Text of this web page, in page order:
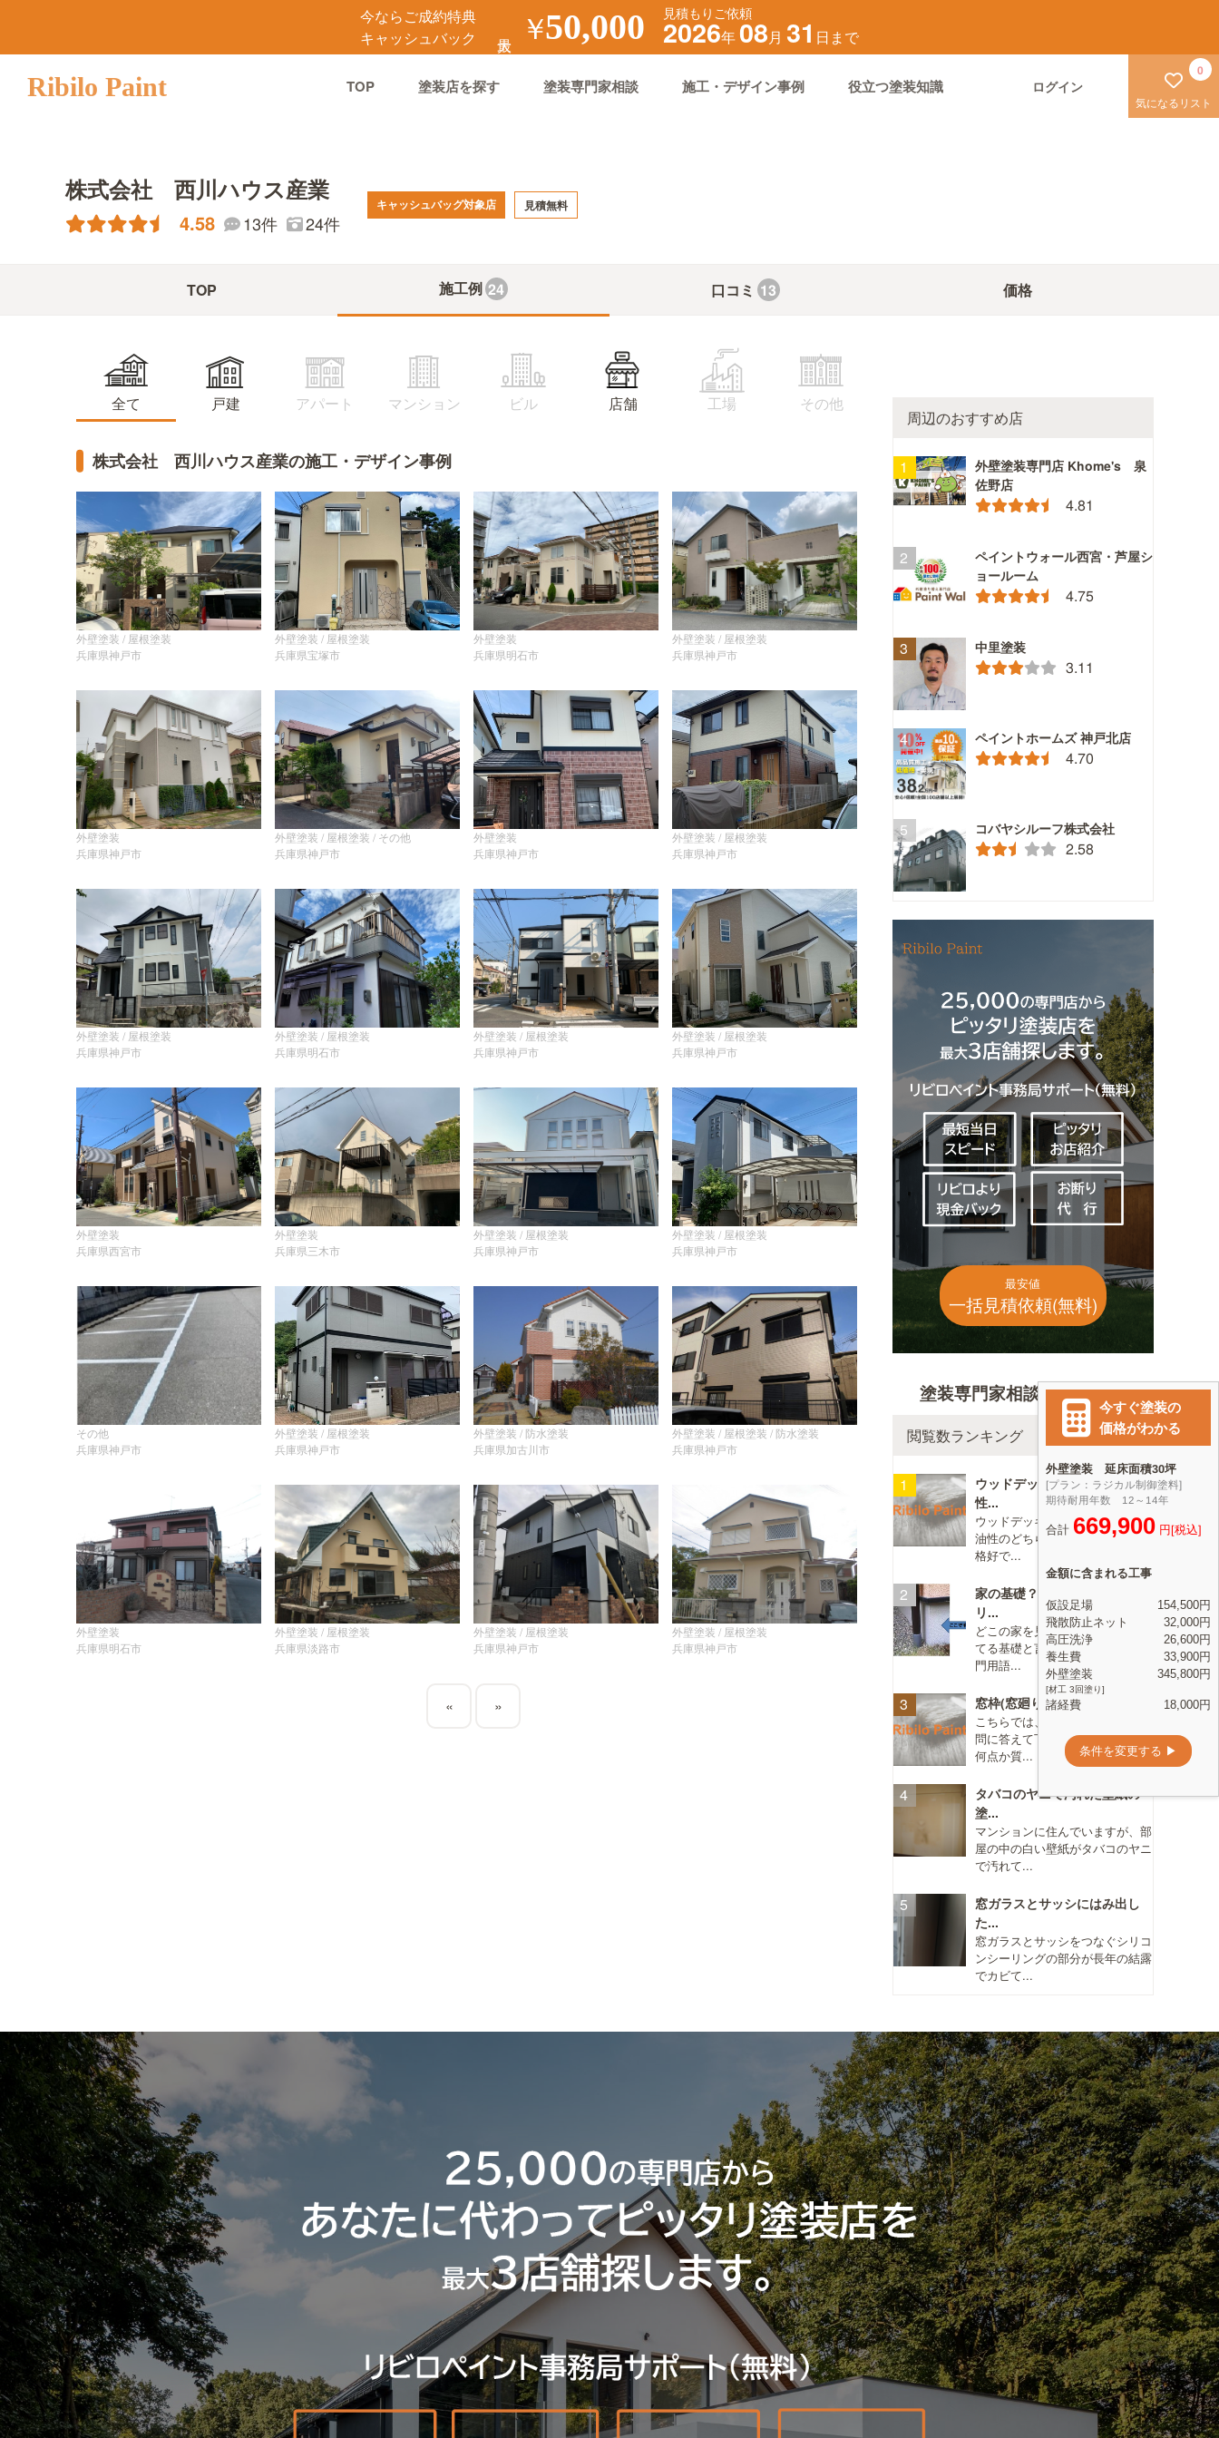
今ならご成約特典
キャッシュバック
￥50,000 見積もりご依頼
2026年08月 31 日まで
Ribilo Paint TOP 塗装店を探す 塗装専門家相談 施工・デザイン事例 役立つ塗装知識 ログイン
気になるリスト
0
株式会社 西川ハウス産業
4.58 13件 24件
キャッシュバッグ対象店 見積無料
TOP 施工例 24 口コミ 13 価格
全て 戸建 アパート マンション ビル 店舗 工場 その他
株式会社 西川ハウス産業の施工・デザイン事例
外壁塗装 / 屋根塗装
兵庫県神戸市
外壁塗装 / 屋根塗装
兵庫県宝塚市
外壁塗装
兵庫県明石市
外壁塗装 / 屋根塗装
兵庫県神戸市
外壁塗装
兵庫県神戸市
外壁塗装 / 屋根塗装 / その他
兵庫県神戸市
外壁塗装
兵庫県神戸市
外壁塗装 / 屋根塗装
兵庫県神戸市
外壁塗装 / 屋根塗装
兵庫県神戸市
外壁塗装 / 屋根塗装
兵庫県明石市
外壁塗装 / 屋根塗装
兵庫県神戸市
外壁塗装 / 屋根塗装
兵庫県神戸市
外壁塗装
兵庫県西宮市
外壁塗装
兵庫県三木市
外壁塗装 / 屋根塗装
兵庫県神戸市
外壁塗装 / 屋根塗装
兵庫県神戸市
その他
兵庫県神戸市
外壁塗装 / 屋根塗装
兵庫県神戸市
外壁塗装 / 防水塗装
兵庫県加古川市
外壁塗装 / 屋根塗装 / 防水塗装
兵庫県神戸市
外壁塗装
兵庫県明石市
外壁塗装 / 屋根塗装
兵庫県淡路市
外壁塗装 / 屋根塗装
兵庫県神戸市
外壁塗装 / 屋根塗装
兵庫県神戸市
« »
周辺のおすすめ店
外壁塗装専門店 Khome's 泉
佐野店
4.81
ペイントウォール西宮・芦屋シ
ョールーム
4.75
中里塗装
3.11
ペイントホームズ 神戸北店
4.70
コバヤシルーフ株式会社
2.58
最安値
一括見積依頼(無料)
塗装専門家相談ランキング
閲覧数ランキング
ウッドデッキに塗る塗料は水
性...
ウッドデッキに塗る塗料は水性、
油性のどちらがいいですか？ 不
格好で...
家の基礎？地面近くのコンク
リ...
どこの家を見ても、 地面に接し
てる基礎と言う部分ですか？（専
門用語...
窓枠(窓廻り)のコーキング打...
こちらでは、直接塗装店さんが質
問に答えて下さるということで、
何点か質...
タバコのヤニで汚れた壁紙の
塗...
マンションに住んでいますが、部
屋の中の白い壁紙がタバコのヤニ
で汚れて...
窓ガラスとサッシにはみ出し
た...
窓ガラスとサッシをつなぐシリコ
ンシーリングの部分が長年の結露
でカビて...